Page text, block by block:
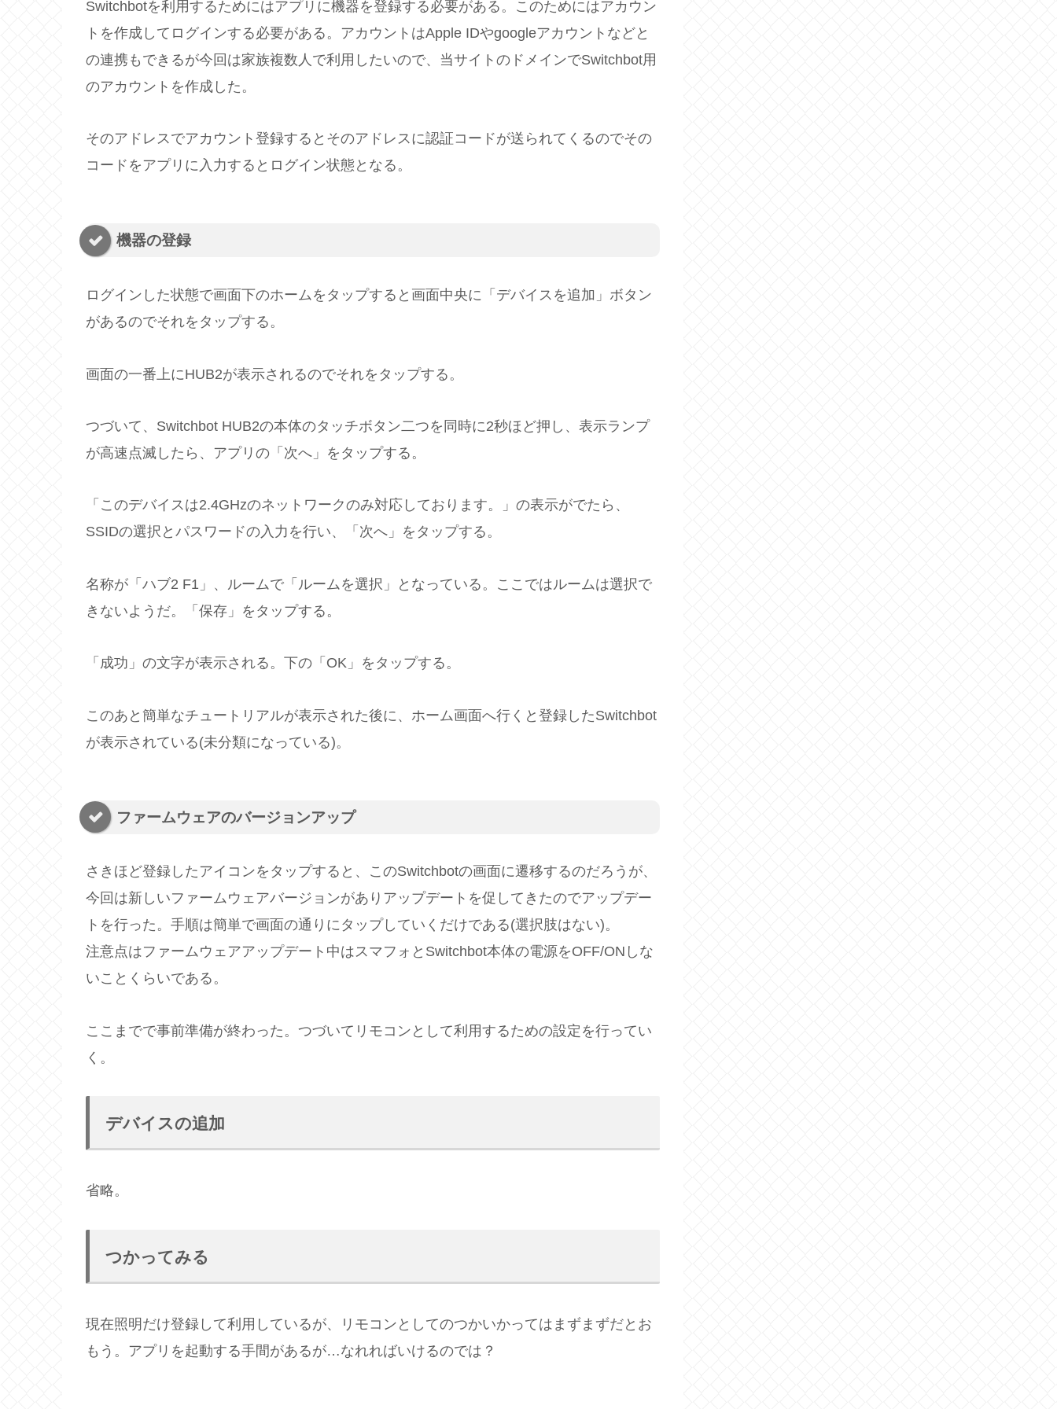
Switchbotを利用するためにはアプリに機器を登録する必要がある。このためにはアカウン
トを作成してログインする必要がある。アカウントはApple IDやgoogleアカウントなどと
の連携もできるが今回は家族複数人で利用したいので、当サイトのドメインでSwitchbot用
のアカウントを作成した。
そのアドレスでアカウント登録するとそのアドレスに認証コードが送られてくるのでその
コードをアプリに入力するとログイン状態となる。
機器の登録
ログインした状態で画面下のホームをタップすると画面中央に「デバイスを追加」ボタン
があるのでそれをタップする。
画面の一番上にHUB2が表示されるのでそれをタップする。
つづいて、Switchbot HUB2の本体のタッチボタン二つを同時に2秒ほど押し、表示ランプ
が高速点滅したら、アプリの「次へ」をタップする。
「このデバイスは2.4GHzのネットワークのみ対応しております。」の表示がでたら、
SSIDの選択とパスワードの入力を行い、「次へ」をタップする。
名称が「ハブ2 F1」、ルームで「ルームを選択」となっている。ここではルームは選択で
きないようだ。「保存」をタップする。
「成功」の文字が表示される。下の「OK」をタップする。
このあと簡単なチュートリアルが表示された後に、ホーム画面へ行くと登録したSwitchbot
が表示されている(未分類になっている)。
ファームウェアのバージョンアップ
さきほど登録したアイコンをタップすると、このSwitchbotの画面に遷移するのだろうが、
今回は新しいファームウェアバージョンがありアップデートを促してきたのでアップデー
トを行った。手順は簡単で画面の通りにタップしていくだけである(選択肢はない)。
注意点はファームウェアアップデート中はスマフォとSwitchbot本体の電源をOFF/ONしな
いことくらいである。
ここまでで事前準備が終わった。つづいてリモコンとして利用するための設定を行ってい
く。
デバイスの追加
省略。
つかってみる
現在照明だけ登録して利用しているが、リモコンとしてのつかいかってはまずまずだとお
もう。アプリを起動する手間があるが…なれればいけるのでは？